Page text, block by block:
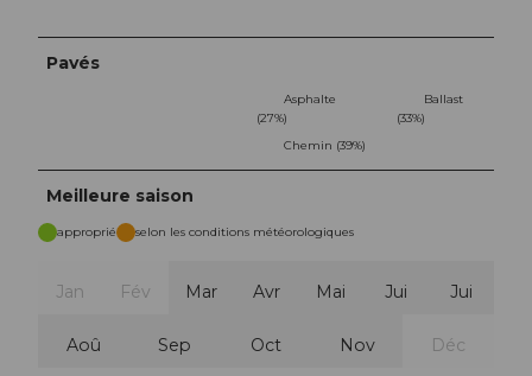
Pavés
Asphalte
(27%)
Ballast
(33%)
Chemin (39%)
Meilleure saison
approprié selon les conditions météorologiques
Jan Fév Mar Avr Mai Jui Jui
Aoû Sep Oct Nov Déc